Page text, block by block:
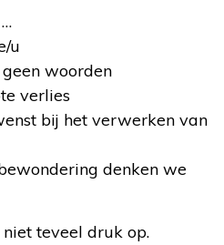
u
woorden
verlies
bij het verwerken van
denken we
teveel druk op.